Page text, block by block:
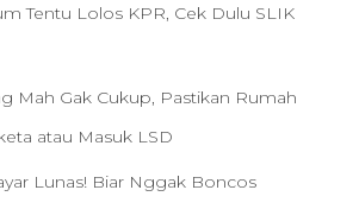
Tentu Lolos KPR, Cek Dulu SLIK
Mah Gak Cukup, Pastikan Rumah
atau Masuk LSD
Lunas! Biar Nggak Boncos